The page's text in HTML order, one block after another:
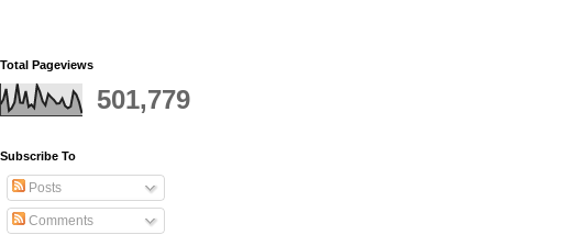
Total Pageviews
501,779
Subscribe To
Posts
Comments